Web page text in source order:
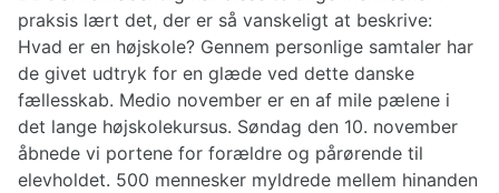
praksis lært det, der er så vanskeligt at beskrive:
Hvad er en højskole? Gennem personlige samtaler har
de givet udtryk for en glæde ved dette danske
fællesskab. Medio november er en af mile pælene i
det lange højskolekursus. Søndag den 10. november
åbnede vi portene for forældre og pårørende til
elevholdet. 500 mennesker myldrede mellem hinanden